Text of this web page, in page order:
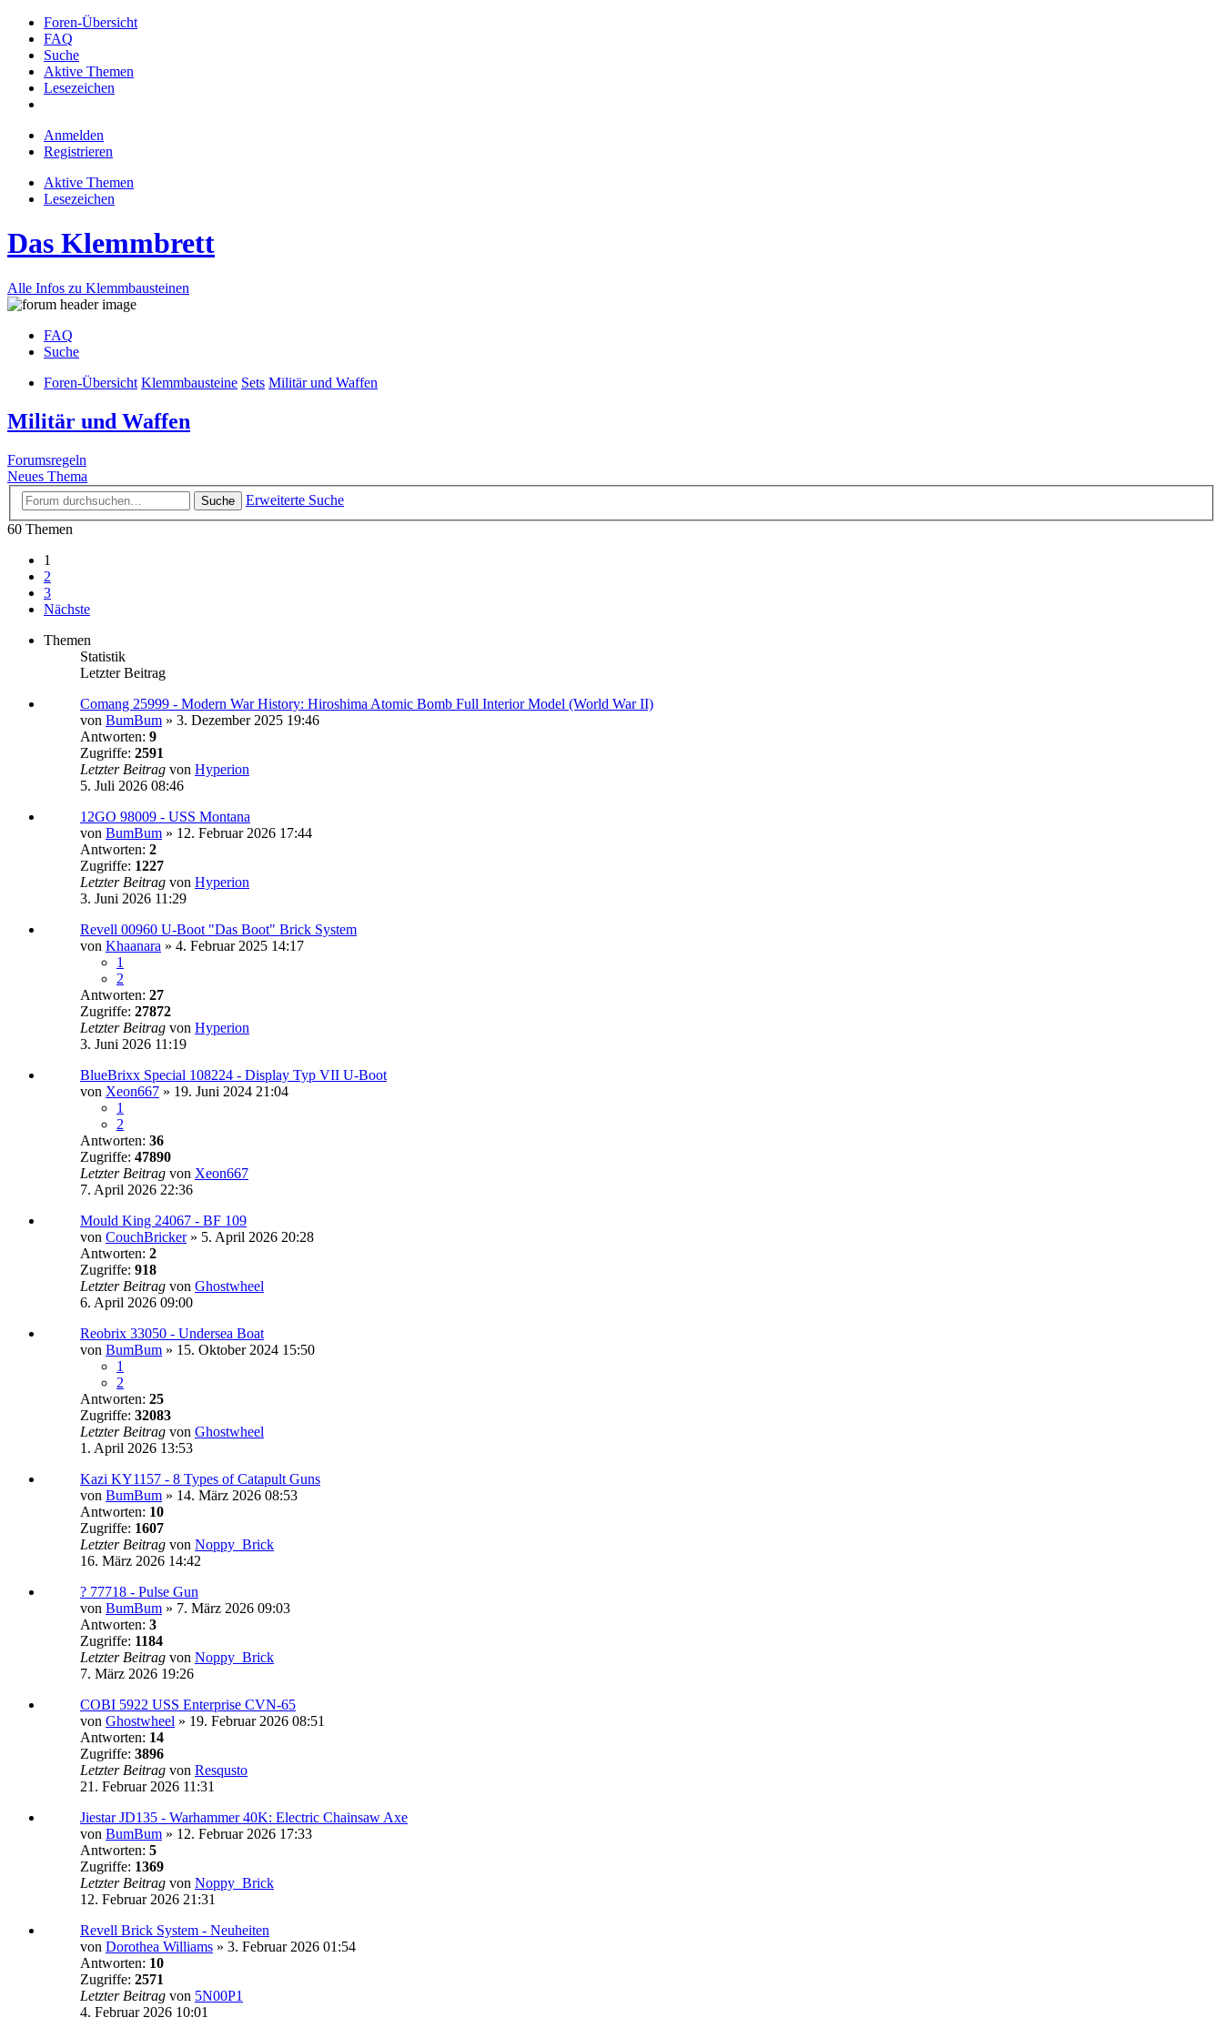
Foren-Übersicht
FAQ
Suche
Aktive Themen
Lesezeichen
Anmelden
Registrieren
Aktive Themen
Lesezeichen
Das Klemmbrett
Alle Infos zu Klemmbausteinen
FAQ
Suche
Foren-Übersicht Klemmbausteine Sets Militär und Waffen
Militär und Waffen
Forumsregeln
Neues Thema
Suche
Erweiterte Suche
60 Themen
1
2
3
Nächste
Themen
Statistik
Letzter Beitrag
Comang 25999 - Modern War History: Hiroshima Atomic Bomb Full Interior Model (World War II)
von BumBum » 3. Dezember 2025 19:46
Antworten: 9
Zugriffe: 2591
Letzter Beitrag von Hyperion
5. Juli 2026 08:46
12GO 98009 - USS Montana
von BumBum » 12. Februar 2026 17:44
Antworten: 2
Zugriffe: 1227
Letzter Beitrag von Hyperion
3. Juni 2026 11:29
Revell 00960 U-Boot "Das Boot" Brick System
von Khaanara » 4. Februar 2025 14:17
1
2
Antworten: 27
Zugriffe: 27872
Letzter Beitrag von Hyperion
3. Juni 2026 11:19
BlueBrixx Special 108224 - Display Typ VII U-Boot
von Xeon667 » 19. Juni 2024 21:04
1
2
Antworten: 36
Zugriffe: 47890
Letzter Beitrag von Xeon667
7. April 2026 22:36
Mould King 24067 - BF 109
von CouchBricker» 5. April 2026 20:28
Antworten: 2
Zugriffe: 918
Letzter Beitrag von Ghostwheel
6. April 2026 09:00
Reobrix 33050 - Undersea Boat
von BumBum » 15. Oktober 2024 15:50
1
2
Antworten: 25
Zugriffe: 32083
Letzter Beitrag von Ghostwheel
1. April 2026 13:53
Kazi KY1157 - 8 Types of Catapult Guns
von BumBum » 14. März 2026 08:53
Antworten: 10
Zugriffe: 1607
Letzter Beitrag von Noppy_Brick
16. März 2026 14:42
? 77718 - Pulse Gun
von BumBum » 7. März 2026 09:03
Antworten: 3
Zugriffe: 1184
Letzter Beitrag von Noppy_Brick
7. März 2026 19:26
COBI 5922 USS Enterprise CVN-65
von Ghostwheel » 19. Februar 2026 08:51
Antworten: 14
Zugriffe: 3896
Letzter Beitrag von Resqusto
21. Februar 2026 11:31
Jiestar JD135 - Warhammer 40K: Electric Chainsaw Axe
von BumBum » 12. Februar 2026 17:33
Antworten: 5
Zugriffe: 1369
Letzter Beitrag von Noppy_Brick
12. Februar 2026 21:31
Revell Brick System - Neuheiten
von Dorothea Williams » 3. Februar 2026 01:54
Antworten: 10
Zugriffe: 2571
Letzter Beitrag von 5N00P1
4. Februar 2026 10:01